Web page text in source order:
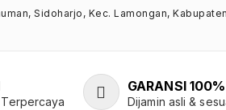
Sidoharjo, Kec. Lamongan,
GARANSI 100%
Dijamin asli &